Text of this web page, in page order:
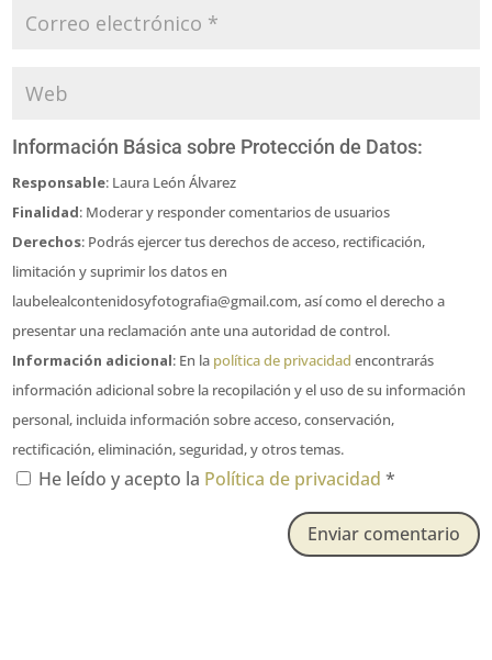
Información Básica sobre Protección de Datos:
Responsable: Laura León Álvarez
Finalidad: Moderar y responder comentarios de usuarios
Derechos: Podrás ejercer tus derechos de acceso, rectificación,
limitación y suprimir los datos en
laubelealcontenidosyfotografia@gmail.com, así como el derecho a
presentar una reclamación ante una autoridad de control.
Información adicional: En la política de privacidad encontrarás
información adicional sobre la recopilación y el uso de su información
personal, incluida información sobre acceso, conservación,
rectificación, eliminación, seguridad, y otros temas.
He leído y acepto la Política de privacidad*
Enviar comentario